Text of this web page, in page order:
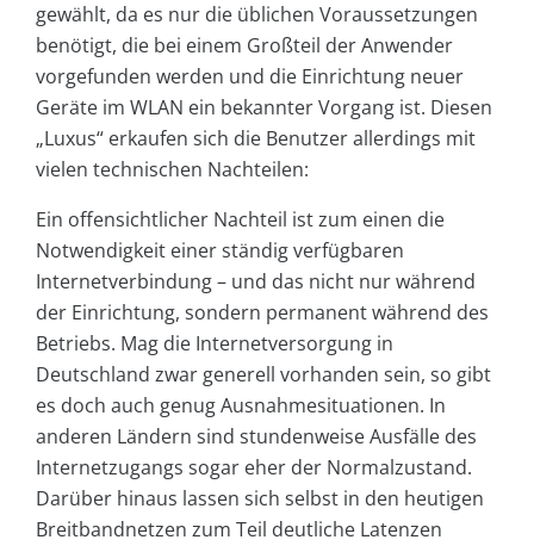
gewählt, da es nur die üblichen Voraussetzungen
benötigt, die bei einem Großteil der Anwender
vorgefunden werden und die Einrichtung neuer
Geräte im WLAN ein bekannter Vorgang ist. Diesen
„Luxus“ erkaufen sich die Benutzer allerdings mit
vielen technischen Nachteilen:
Ein offensichtlicher Nachteil ist zum einen die
Notwendigkeit einer ständig verfügbaren
Internetverbindung – und das nicht nur während
der Einrichtung, sondern permanent während des
Betriebs. Mag die Internetversorgung in
Deutschland zwar generell vorhanden sein, so gibt
es doch auch genug Ausnahmesituationen. In
anderen Ländern sind stundenweise Ausfälle des
Internetzugangs sogar eher der Normalzustand.
Darüber hinaus lassen sich selbst in den heutigen
Breitbandnetzen zum Teil deutliche Latenzen